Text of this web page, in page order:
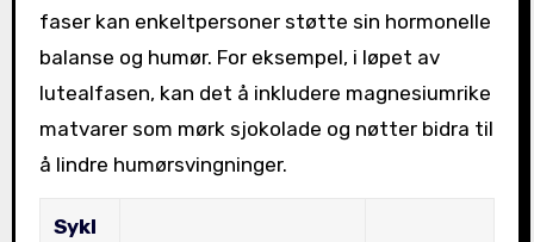
faser kan enkeltpersoner støtte sin hormonelle
balanse og humør. For eksempel, i løpet av
lutealfasen, kan det å inkludere magnesiumrike
matvarer som mørk sjokolade og nøtter bidra til
å lindre humørsvingninger.
Sykl